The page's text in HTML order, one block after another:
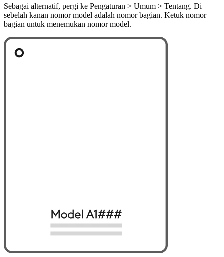
Sebagai alternatif, pergi ke Pengaturan > Umum > Tentang. Di
sebelah kanan nomor model adalah nomor bagian. Ketuk nomor
bagian untuk menemukan nomor model.